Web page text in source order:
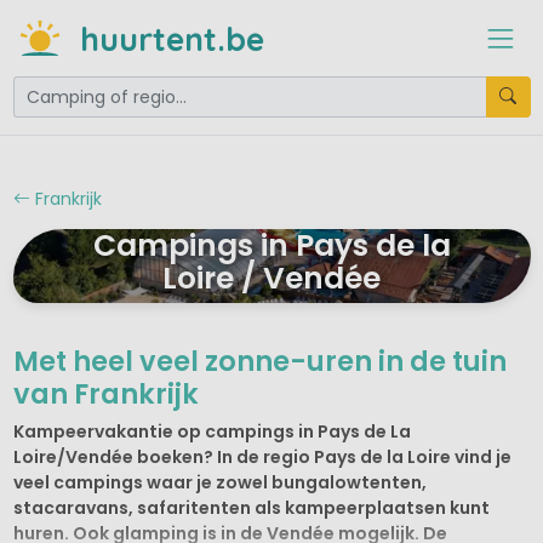
huurtent.be
Frankrijk
Campings in Pays de la
Loire / Vendée
Met heel veel zonne-uren in de tuin
van Frankrijk
Kampeervakantie op campings in Pays de La
Loire/Vendée boeken? In de regio Pays de la Loire vind je
veel campings waar je zowel bungalowtenten,
stacaravans, safaritenten als kampeerplaatsen kunt
huren. Ook glamping is in de Vendée mogelijk. De